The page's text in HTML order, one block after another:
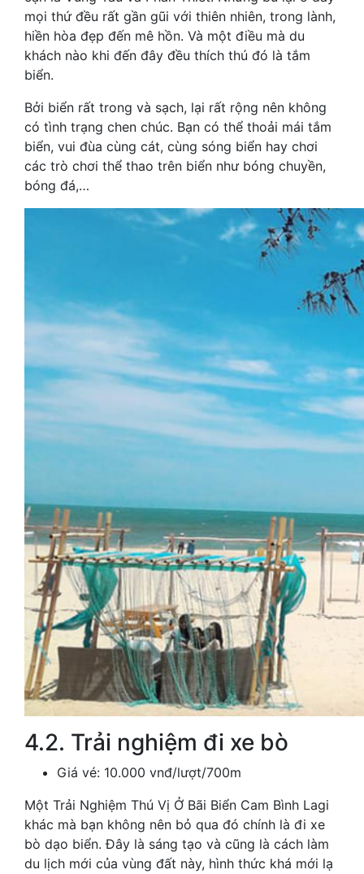
mọi thứ đều rất gần gũi với thiên nhiên, trong lành,
hiền hòa đẹp đến mê hồn. Và một điều mà du
khách nào khi đến đây đều thích thú đó là tắm
biển.
Bởi biển rất trong và sạch, lại rất rộng nên không
có tình trạng chen chúc. Bạn có thể thoải mái tắm
biển, vui đùa cùng cát, cùng sóng biển hay chơi
các trò chơi thể thao trên biển như bóng chuyền,
bóng đá,…
4.2. Trải nghiệm đi xe bò
Giá vé: 10.000 vnđ/lượt/700m
Một Trải Nghiệm Thú Vị Ở Bãi Biển Cam Bình Lagi
khác mà bạn không nên bỏ qua đó chính là đi xe
bò dạo biển. Đây là sáng tạo và cũng là cách làm
du lịch mới của vùng đất này, hình thức khá mới lạ